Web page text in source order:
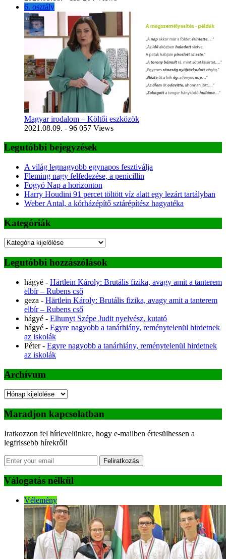
6. osztály
Magyar irodalom – Költői eszközök
2021.08.09. - 96 057 Views
Legutóbbi bejegyzések
A világ legnagyobb egynapos fesztiválja
Fleming nagy felfedezése, a penicillin
Fogyó Nap a horizonton
Harry Houdini 91 percet töltött víz alatt egy lezárt tartályban
Weber Antal, a kórházépítő sztárépítész hagyatéka
Kategóriák
Kategóriák
Legutóbbi hozzászólások
hágyé - Härtlein Károly: Brutális fizika, avagy amit a tanterem
elbír – Rubens cső
geza - Härtlein Károly: Brutális fizika, avagy amit a tanterem
elbír – Rubens cső
hágyé - Elhunyt Szépe Judit nyelvész, kutató
hágyé - Egyre nagyobb a tanárhiány, reménytelenül hirdetnek
az iskolák
Péter- Egyre nagyobb a tanárhiány, reménytelenül hirdetnek
az iskolák
Archívum
Archívum
Maradjon kapcsolatban
Iratkozzon fel hírlevelünkre, hogy e-mailben értesülhessen a
legfrissebb hírekről!
Feliratkozás
Válogatás nélkül
Vélemény